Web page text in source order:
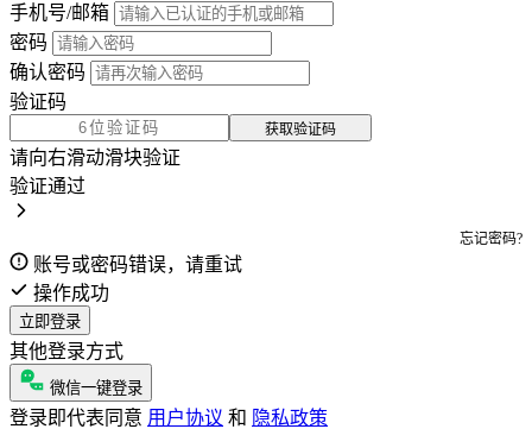
手机号/邮箱
密码
确认密码
验证码
获取验证码
请向右滑动滑块验证
验证通过
忘记密码?
账号或密码错误，请重试
操作成功
立即登录
其他登录方式
微信一键登录
登录即代表同意 用户协议 和 隐私政策